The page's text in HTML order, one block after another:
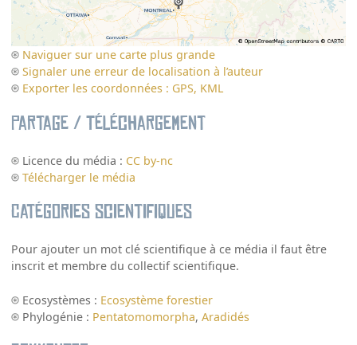
Naviguer sur une carte plus grande
Signaler une erreur de localisation à l’auteur
Exporter les coordonnées : GPS, KML
Partage / Téléchargement
Licence du média : CC by-nc
Télécharger le média
Catégories scientifiques
Pour ajouter un mot clé scientifique à ce média il faut être
inscrit et membre du collectif scientifique.
Ecosystèmes : Ecosystème forestier
Phylogénie : Pentatomomorpha,Aradidés